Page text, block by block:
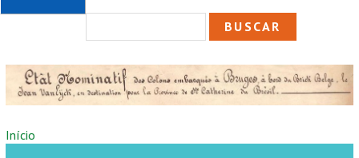
FORMULÁRIO DE
BUSCA
VOCÊ ESTÁ AQUI
Início